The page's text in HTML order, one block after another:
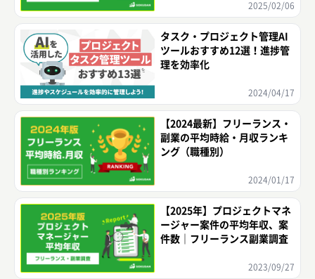
2025/02/06
タスク・プロジェクト管理AI
ツールおすすめ12選！進捗管
理を効率化
2024/04/17
【2024最新】フリーランス・
副業の平均時給・月収ランキ
ング（職種別）
2024/01/17
【2025年】プロジェクトマネ
ージャー案件の平均年収、案
件数｜フリーランス副業調査
2023/09/27